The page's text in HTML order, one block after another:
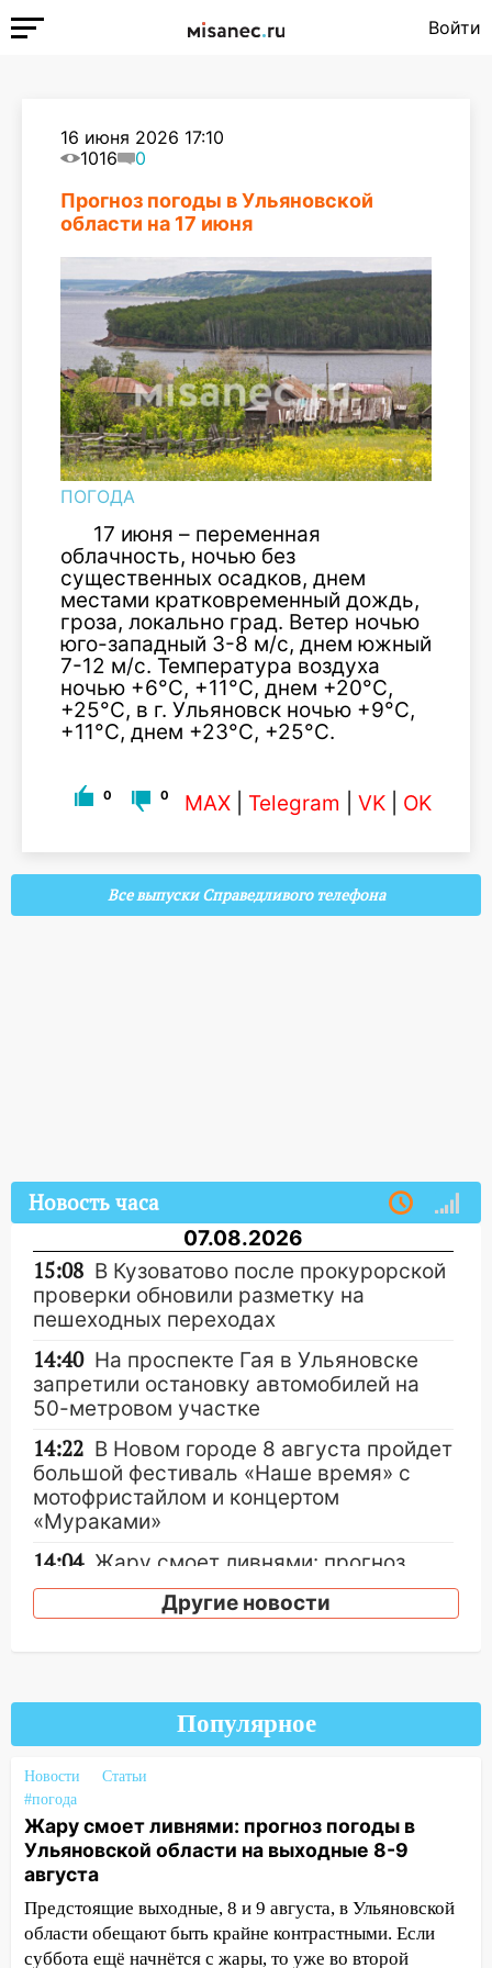
Войти
16 июня 2026 17:10
1016
0
Прогноз погоды в Ульяновской
области на 17 июня
ПОГОДА
17 июня – переменная
облачность, ночью без
существенных осадков, днем
местами кратковременный дождь,
гроза, локально град. Ветер ночью
юго-западный 3-8 м/с, днем южный
7-12 м/с. Температура воздуха
ночью +6°С, +11°С, днем +20°С,
+25°С, в г. Ульяновск ночью +9°С,
+11°С, днем +23°С, +25°С.
0 0 MAX Telegram VK OK
Все выпуски Справедливого телефона
Новость часа
07.08.2026
15:08 В Кузоватово после прокурорской
проверки обновили разметку на
пешеходных переходах
14:40 На проспекте Гая в Ульяновске
запретили остановку автомобилей на
50-метровом участке
14:22 В Новом городе 8 августа пройдет
большой фестиваль «Наше время» с
мотофристайлом и концертом
«Мураками»
14:04 Жару смоет ливнями: прогноз
погоды в Ульяновской области на
выходные 8-9 августа
пассажира»
13:20 В Ульяновске за один день
обокрали женщину на пляже и
подростка в сквере
13:01
В Димитровграде мужчина
выбросил из машины страйкбольную
гранату: его задержали
12:34 На Ульяновскую область
надвигается сильнейшая непогода: град
Другие новости
Популярное
Новости
Статьи
#погода
Жару смоет ливнями: прогноз погоды в
Ульяновской области на выходные 8-9
августа
Предстоящие выходные, 8 и 9 августа, в Ульяновской
области обещают быть крайне контрастными. Если
суббота ещё начнётся с жары, то уже во второй